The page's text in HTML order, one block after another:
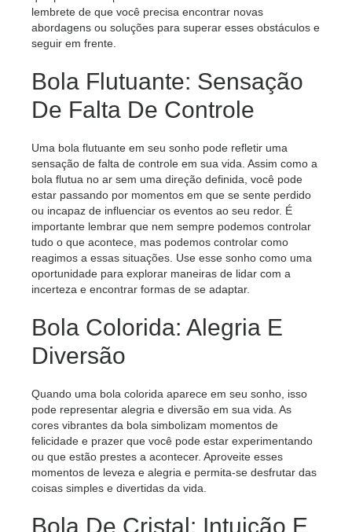
lembrete de que você precisa encontrar novas
abordagens ou soluções para superar esses obstáculos e
seguir em frente.
Bola Flutuante: Sensação
De Falta De Controle
Uma bola flutuante em seu sonho pode refletir uma
sensação de falta de controle em sua vida. Assim como a
bola flutua no ar sem uma direção definida, você pode
estar passando por momentos em que se sente perdido
ou incapaz de influenciar os eventos ao seu redor. É
importante lembrar que nem sempre podemos controlar
tudo o que acontece, mas podemos controlar como
reagimos a essas situações. Use esse sonho como uma
oportunidade para explorar maneiras de lidar com a
incerteza e encontrar formas de se adaptar.
Bola Colorida: Alegria E
Diversão
Quando uma bola colorida aparece em seu sonho, isso
pode representar alegria e diversão em sua vida. As
cores vibrantes da bola simbolizam momentos de
felicidade e prazer que você pode estar experimentando
ou que estão prestes a acontecer. Aproveite esses
momentos de leveza e alegria e permita-se desfrutar das
coisas simples e divertidas da vida.
Bola De Cristal: Intuição E